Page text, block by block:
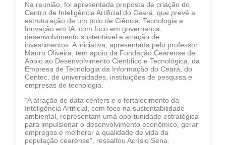
Na reunião, foi apresentada proposta de criação do
Centro de Inteligência Artificial do Ceará, que prevê a
estruturação de um polo de Ciência, Tecnologia e
Inovação em IA, com foco em governança,
desenvolvimento sustentável e atração de
investimentos. A iniciativa, apresentada pelo professor
Mauro Oliveira, tem apoio da Fundação Cearense de
Apoio ao Desenvolvimento Científico e Tecnológica, da
Empresa de Tecnologia da Informação do Ceará, do
Centec, de universidades, instituições de pesquisa e
empresas de tecnologia.
“A atração de data centers e o fortalecimento da
Inteligência Artificial, com foco na sustentabilidade
ambiental, representam uma oportunidade estratégica
para impulsionar o desenvolvimento econômico, gerar
empregos e melhorar a qualidade de vida da
população cearense”, ressaltou Acrísio Sena.